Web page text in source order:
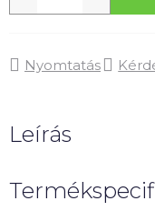
Nyomtatás
Leírás